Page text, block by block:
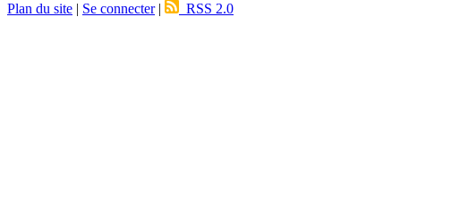
Plan du site | Se connecter| RSS 2.0